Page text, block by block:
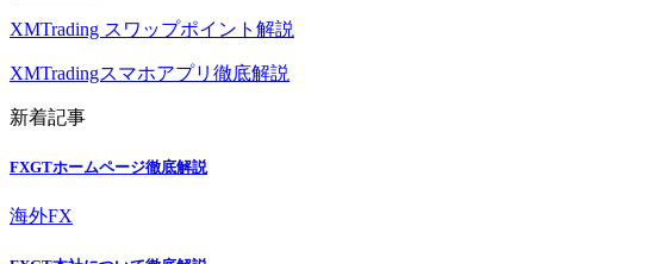
XMTrading スワップポイント解説
XMTradingスマホアプリ徹底解説
新着記事
FXGTホームページ徹底解説
海外FX